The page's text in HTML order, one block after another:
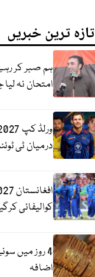
تازہ ترین خبریں
ہم صبر کر
امتحان نہ لیا
درمیان ٹی
کوالیفائی
4 روز میں
اضافہ